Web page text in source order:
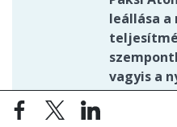
leállása a
vagyis a
eleve